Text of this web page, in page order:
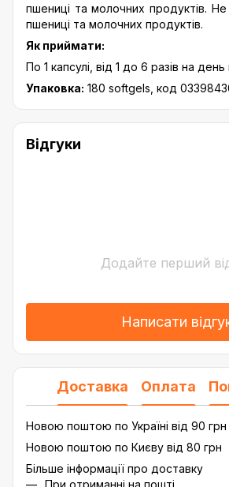
пшениці та молочних продуктів. Не
пшениці та молочних продуктів.
Як приймати:
По 1 капсулі, від 1 до 6 разів на день
Упаковка: 180 softgels, код
Відгуки
Додайте перший
Написати
Доставка Оплата
Новою поштою по Україні від 90 грн
Новою поштою по Києву від 80 грн
Більше інформації про доставку
При отриманні на пошті